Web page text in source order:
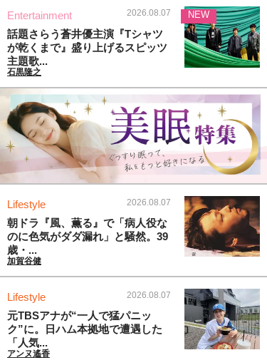
Entertainment 2026.08.07
話題さらう蒼井優主演『Tシャツ
が乾くまで』盛り上げるスピッツ
主題歌...
石黒隆之
NEW
Lifestyle 2026.08.07
朝ドラ『風、薫る』で「病人役な
のに色気がダダ漏れ」と騒然。39
歳・...
加賀谷健
Lifestyle 2026.08.07
元TBSアナが“一人で猛パニッ
ク”に。日ハム本拠地で遭遇した
「人気...
アンヌ遙香